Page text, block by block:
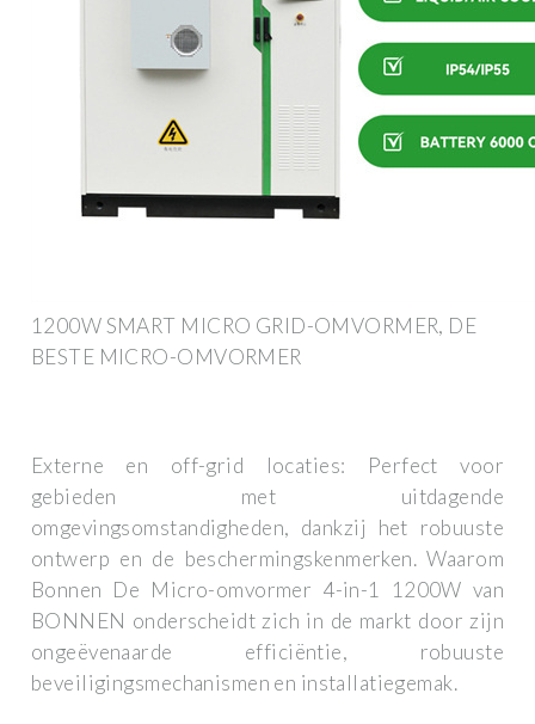
1200W SMART MICRO GRID-OMVORMER, DE
BESTE MICRO-OMVORMER
Externe en off-grid locaties: Perfect voor
gebieden met uitdagende
omgevingsomstandigheden, dankzij het robuuste
ontwerp en de beschermingskenmerken. Waarom
Bonnen De Micro-omvormer 4-in-1 1200W van
BONNEN onderscheidt zich in de markt door zijn
ongeëvenaarde efficiëntie, robuuste
beveiligingsmechanismen en installatiegemak.